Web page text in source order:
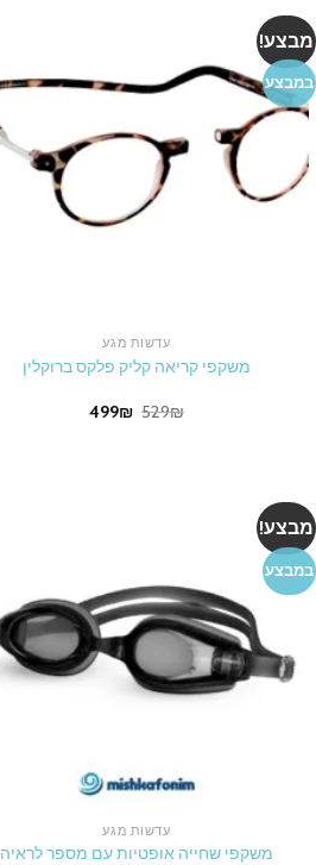
מבצע!
במבצע
עדשות מגע
משקפי קריאה קליק פלקס ברוקלין
529₪
Original
499₪
Current
מבצע!
במבצע
עדשות מגע
משקפי שחייה אופטיות עם מספר לראיה